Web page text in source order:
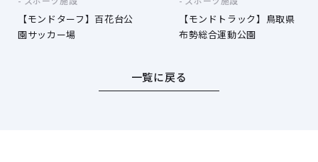
【モンドターフ】百花台公
園サッカー場
【モンドトラック】鳥取県
布勢総合運動公園
一覧に戻る